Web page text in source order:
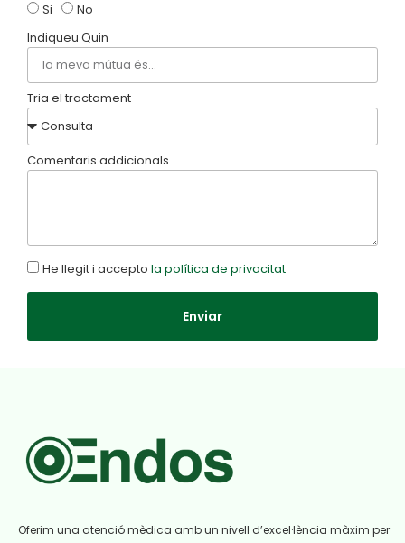
Si
No
Indiqueu Quin
Tria el tractament
Comentaris addicionals
He llegit i accepto la política de privacitat
Enviar
Oferim una atenció mèdica amb un nivell d’excel·lència màxim per